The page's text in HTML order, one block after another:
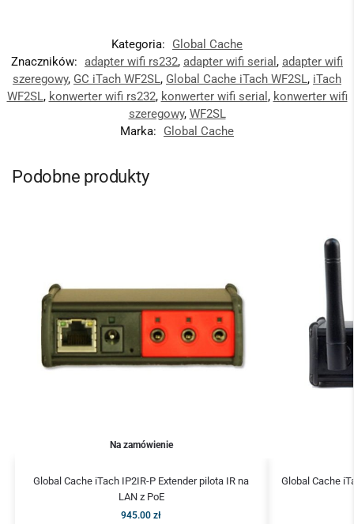
Kategoria:
Global Cache
Znaczników: adapter wifi rs232, adapter wifi serial , adapter wifi
szeregowy, GC iTach WF2SL, Global Cache iTach WF2SL, iTach
WF2SL, konwerter wifi rs232, konwerter wifi serial , konwerter wifi
szeregowy, WF2SL
Marka:
Global Cache
Podobne produkty
Na zamówienie
Global Cache iTach IP2IR-P Extender pilota IR na
LAN z PoE
945.00zł
Global Cache